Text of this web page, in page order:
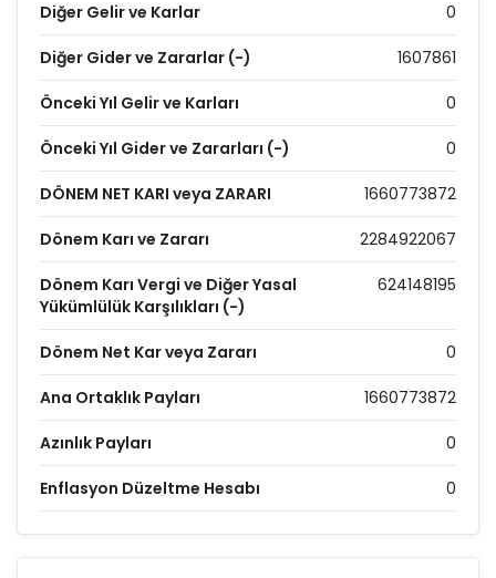
Diğer Gelir ve Karlar 0
Diğer Gider ve Zararlar (-) 1607861
Önceki Yıl Gelir ve Karları 0
Önceki Yıl Gider ve Zararları (-) 0
DÖNEM NET KARI veya ZARARI 1660773872
Dönem Karı ve Zararı 2284922067
Dönem Karı Vergi ve Diğer Yasal
Yükümlülük Karşılıkları (-)
624148195
Dönem Net Kar veya Zararı 0
Ana Ortaklık Payları 1660773872
Azınlık Payları 0
Enflasyon Düzeltme Hesabı 0